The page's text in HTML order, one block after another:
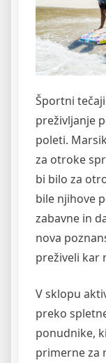
Športni
preživljanje
poleti.
za otroke
bi bilo za
bile njihove
zabavne in
nova
preživeli kar
V sklopu
preko
ponudnike,
primerne za